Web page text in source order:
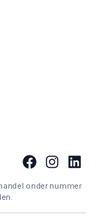
onder nummer